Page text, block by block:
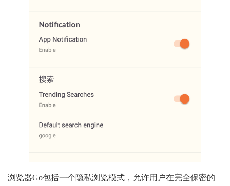
浏览器Go包括一个隐私浏览模式，允许用户在完全保密的